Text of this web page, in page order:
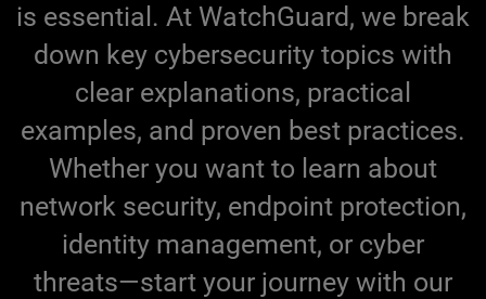
is essential. At WatchGuard, we break
down key cybersecurity topics with
clear explanations, practical
examples, and proven best practices.
Whether you want to learn about
network security, endpoint protection,
identity management, or cyber
threats—start your journey with our